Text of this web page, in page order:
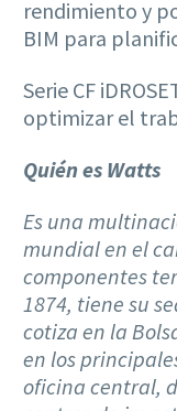
rendimiento y
BIM para
Serie CF
optimizar el
Quién es Watts
Es una
mundial en el
componentes
1874, tiene su
cotiza en la
en los
oficina central,